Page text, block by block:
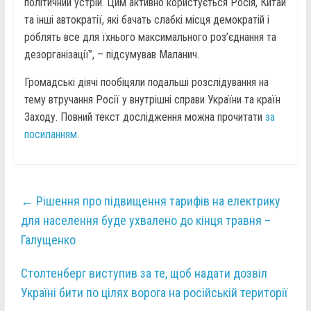
та інші автократії, які бачать слабкі місця демократій і
роблять все для їхнього максимального роз’єднання та
дезорганізації”, – підсумував Маланич.
Громадські діячі пообіцяли подальші розслідування на
тему втручання Росії у внутрішні справи України та країн
Заходу. Повний текст дослідження можна прочитати за
посиланням.
← Рішення про підвищення тарифів на електрику
для населення буде ухвалено до кінця травня –
Галущенко
Столтенберг виступив за те, щоб надати дозвіл
Україні бити по цілях ворога на російській території